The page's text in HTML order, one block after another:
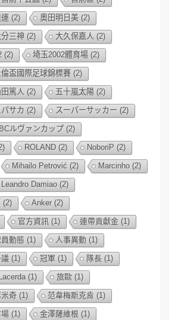
(2) 奧田明日美 (2)
三神 (2) 大久保嘉人 (2)
(2) 埼玉2002體育場 (2)
倫盃國際足球錦標賽 (2)
篤人 (2) 五十嵐太陽 (2)
パサカ (2) スーパーサッカー (2)
ルヴァンカップ (2)
ROLAND (2) NoboriP (2)
Mihailo Petrović (2) Marcinho (2)
Leandro Damiao (2)
(2) Anker(2)
官方資訊 (1) 連帶貢獻金 (1)
動態 (1) 人事異動 (1)
(1) 冠軍 (1) 隊長 (1)
(1) 旅歐 (1)
米奇 (1) 范韋梅斯克肯 (1)
(1) 金澤薩維根 (1)